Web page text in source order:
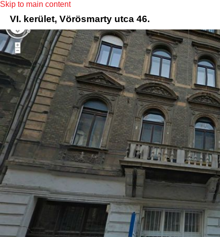
Skip to main content
VI. kerület, Vörösmarty utca 46.